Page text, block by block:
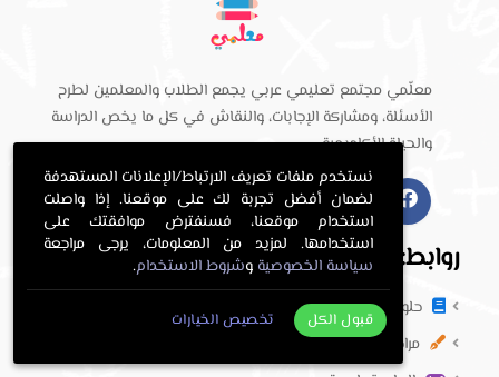
معلّمي مجتمع تعليمي عربي يجمع الطلاب والمعلمين لطرح
الأسئلة، ومشاركة الإجابات، والنقاش في كل ما يخص الدراسة
والحياة الأكاديمية.
روابط:
حلول الكتب المدرسية
مراجعة و تمارين
نستخدم ملفات تعريف الارتباط/الإعلانات المستهدفة
لضمان أفضل تجربة لك على موقعنا. إذا واصلت
استخدام موقعنا، فسنفترض موافقتك على
استخدامها. لمزيد من المعلومات، يرجى مراجعة
سياسة الخصوصية وشروط الاستخدام.
قبول الكل تخصيص الخيارات